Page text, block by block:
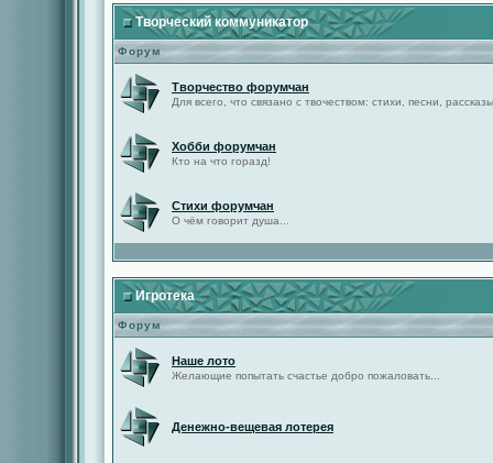
Творческий коммуникатор
Форум
Творчество форумчан
Для всего, что связано с твочеством: стихи, песни,
Хобби форумчан
Кто на что горазд!
Стихи форумчан
О чём говорит душа...
Игротека
Форум
Наше лото
Желающие попытать счастье добро пожаловать...
Денежно-вещевая лотерея